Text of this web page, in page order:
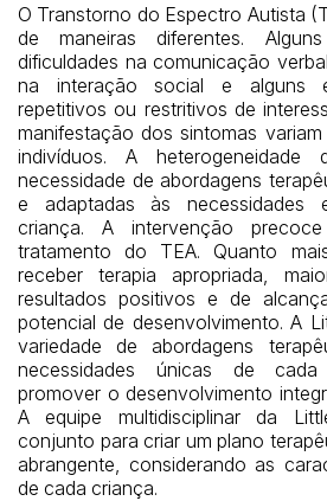
O Transtorno do Espectro Autista
de maneiras diferentes.
dificuldades na comunicação
na interação social e alguns
repetitivos ou restritivos de
manifestação dos sintomas
indivíduos. A
necessidade de abordagens
e adaptadas às necessidades
criança. A intervenção
tratamento do TEA. Quanto
receber terapia apropriada,
resultados positivos e de
potencial de desenvolvimento. A
variedade de abordagens
necessidades únicas de
promover o desenvolvimento
A equipe multidisciplinar da
conjunto para criar um plano
abrangente, considerando as
de cada criança.